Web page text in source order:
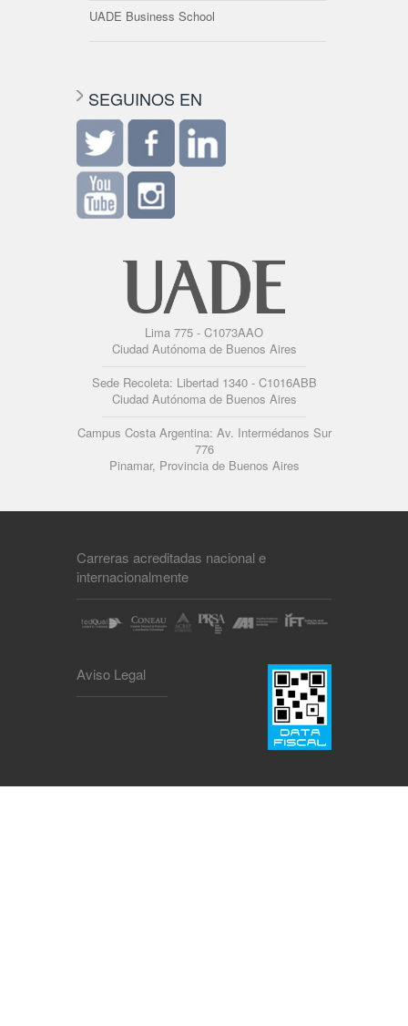
UADE Business School
SEGUINOS EN
Lima 775 - C1073AAO
Ciudad Autónoma de Buenos Aires
Sede Recoleta: Libertad 1340 - C1016ABB
Ciudad Autónoma de Buenos Aires
Campus Costa Argentina: Av. Intermédanos Sur
776
Pinamar, Provincia de Buenos Aires
Carreras acreditadas nacional e
internacionalmente
Aviso Legal